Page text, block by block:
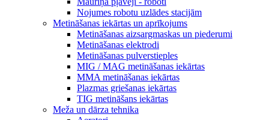
Nojumes robotu uzlādes stacijām
Metināšanas iekārtas un aprīkojums
Metināšanas aizsargmaskas un piederumi
Metināšanas elektrodi
Metināšanas pulverstieples
MIG / MAG metināšanas iekārtas
MMA metināšanas iekārtas
Plazmas griešanas iekārtas
TIG metināšans iekārtas
Meža un dārza tehnika